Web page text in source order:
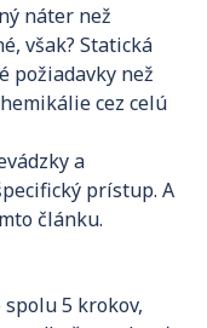
náter než
však? Statická
požiadavky než
cez celú
a
prístup. A
článku.
5 krokov,